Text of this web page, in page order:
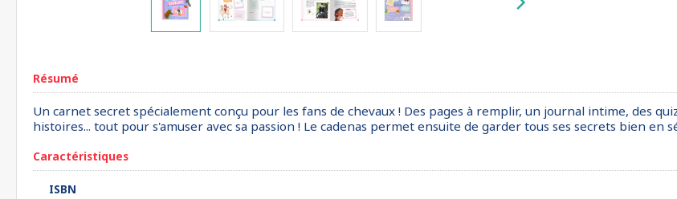
Résumé
Un carnet secret spécialement conçu pour les fans de chevaux ! Des pages à remplir, un journal intime, des
histoires... tout pour s'amuser avec sa passion ! Le cadenas permet ensuite de garder tous ses secrets bien en
Caractéristiques
ISBN